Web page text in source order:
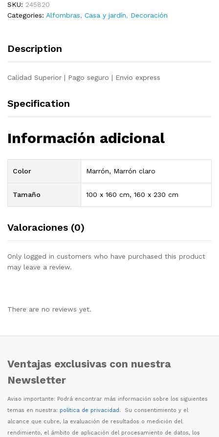
quantity
SKU: 245820
Categories: Alfombras, Casa y jardín, Decoración
Description
Calidad Superior | Pago seguro | Envio express
Specification
Información adicional
Color Marrón, Marrón claro
Tamaño 100 x 160 cm, 160 x 230 cm
Valoraciones (0)
Only logged in customers who have purchased this product
may leave a review.
There are no reviews yet.
Ventajas exclusivas con nuestra
Newsletter
Aviso importante: Podrá encontrar más información sobre los siguientes
temas en nuestra: política de privacidad. Su consentimiento y el
alcance que cubre, la evaluación de resultados o medición del
rendimiento, el ámbito de aplicación del procesamiento de datos, los